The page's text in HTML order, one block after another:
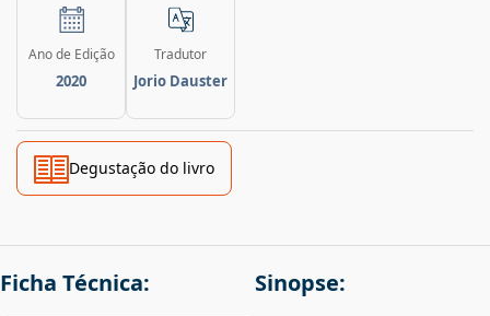
Ano de Edição
2020
Tradutor
Jorio Dauster
Degustação do livro
Ficha Técnica: Sinopse: